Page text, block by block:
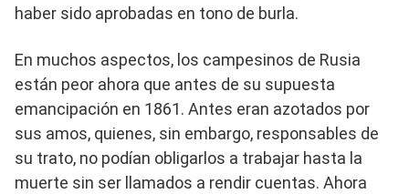
haber sido aprobadas en tono de burla.
En muchos aspectos, los campesinos de Rusia
están peor ahora que antes de su supuesta
emancipación en 1861. Antes eran azotados por
sus amos, quienes, sin embargo, responsables de
su trato, no podían obligarlos a trabajar hasta la
muerte sin ser llamados a rendir cuentas. Ahora